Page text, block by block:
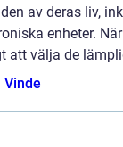
av deras liv,
enheter.
att välja de
Vinde